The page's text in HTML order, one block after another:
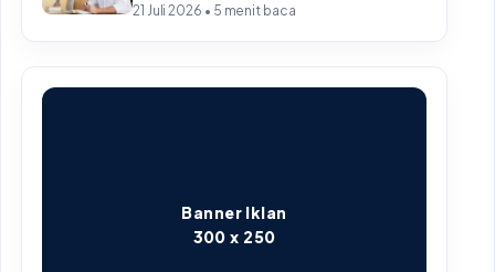
21 Juli 2026 • 5 menit baca
Banner Iklan
300 x 250